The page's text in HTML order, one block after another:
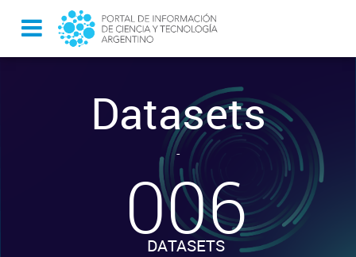
Datasets
-
006
DATASETS